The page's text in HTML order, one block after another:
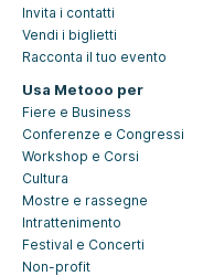
Invita i contatti
Vendi i biglietti
Racconta il tuo evento
Usa Metooo per
Fiere e Business
Conferenze e Congressi
Workshop e Corsi
Cultura
Mostre e rassegne
Intrattenimento
Festival e Concerti
Non-profit